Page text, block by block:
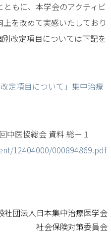
もに、本学会のアクティビ
を改めて実感いたしており
改定項目については下記を
定項目について」集中治療
中医協総会 資料 総－１
12404000/000894869.pdf
社団法人日本集中治療医学会
社会保険対策委員会